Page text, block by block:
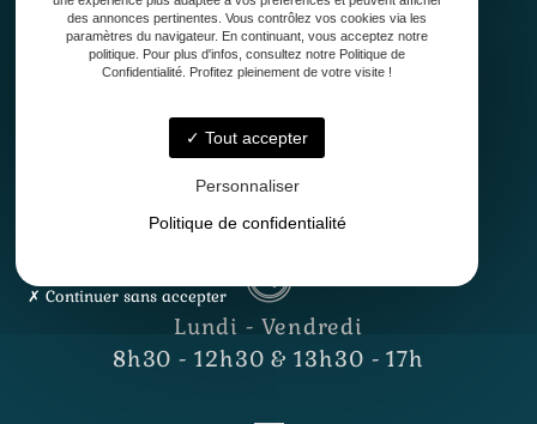
Contact
33127 Saint-Jean-d'Illac
Lundi - Vendredi
8h30 - 12h30 & 13h30 - 17h
des annonces pertinentes. Vous contrôlez vos cookies via les
paramètres du navigateur. En continuant, vous acceptez notre
politique. Pour plus d'infos, consultez notre Politique de
Confidentialité. Profitez pleinement de votre visite !
Tout accepter
Personnaliser
Politique de confidentialité
Continuer sans accepter